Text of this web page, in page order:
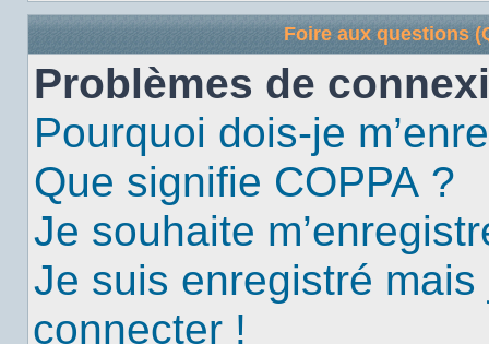
Foire aux questions
Problèmes de
Pourquoi dois-je
Que signifie COPPA ?
Je souhaite
Je suis enregistré
connecter !